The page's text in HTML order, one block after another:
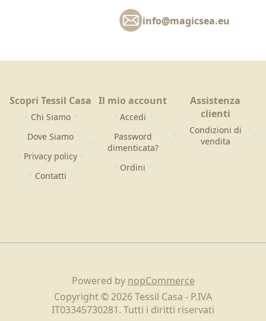
info@magicsea.eu
Scopri Tessil Casa
Chi Siamo
Dove Siamo
Privacy policy
Contatti
Il mio account
Accedi
Password
dimenticata?
Ordini
Assistenza
clienti
Condizioni di
vendita
Powered by nopCommerce
Copyright © 2026 Tessil Casa - P.IVA
IT03345730281. Tutti i diritti riservati